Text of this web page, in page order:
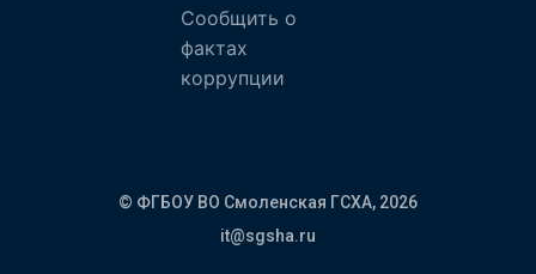
Сообщить о
фактах
коррупции
© ФГБОУ ВО Смоленская ГСХА, 2026
it@sgsha.ru